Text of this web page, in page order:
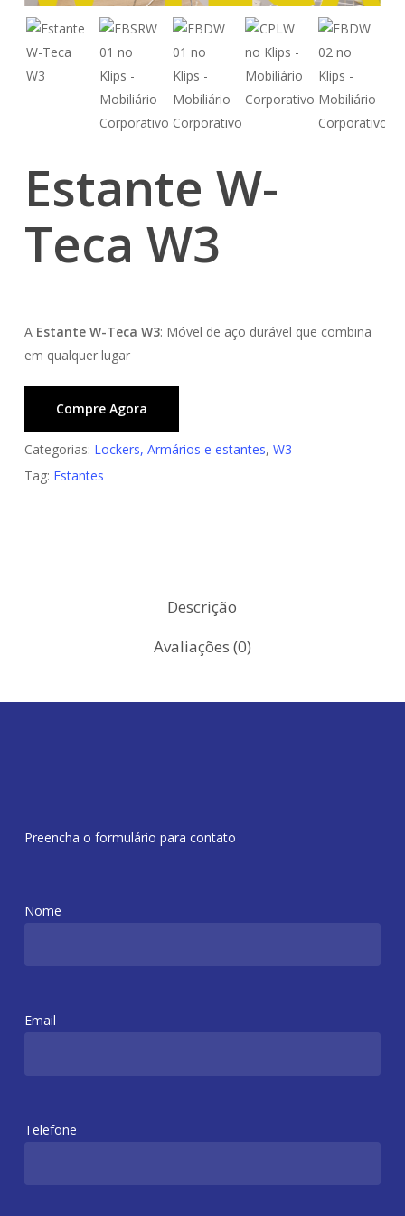
Estante W-
Teca W3
A Estante W-Teca W3: Móvel de aço durável que combina
em qualquer lugar
Compre Agora
Categorias: Lockers, Armários e estantes, W3
Tag: Estantes
Descrição
Avaliações (0)
Preencha o formulário para contato
Nome
Email
Telefone